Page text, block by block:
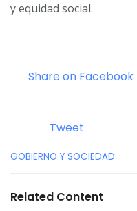
y equidad social.
Share on Facebook
Tweet
C
e
GOBIERNO Y SOCIEDAD
Related Content